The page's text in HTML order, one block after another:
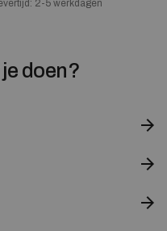
2-5 werkdagen
doen?